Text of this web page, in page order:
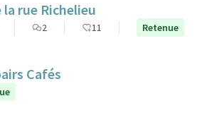
rue Richelieu
2 11 Retenue
Cafés